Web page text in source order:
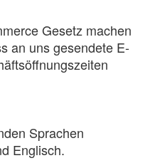
Gesetz machen
an uns gesendete E-
Sprachen
Englisch.